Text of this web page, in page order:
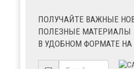
ПОЛУЧАЙТЕ ВАЖНЫЕ
ПОЛЕЗНЫЕ МАТЕРИАЛЫ
В УДОБНОМ ФОРМАТЕ